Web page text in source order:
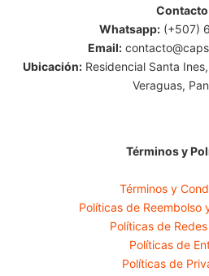
Contacto
Whatsapp: (+507)
Email:
Ubicación:Residencial Santa
Veraguas,
Términos y
Términos y
Políticas de Reembolso
Políticas de
Políticas de
Políticas de